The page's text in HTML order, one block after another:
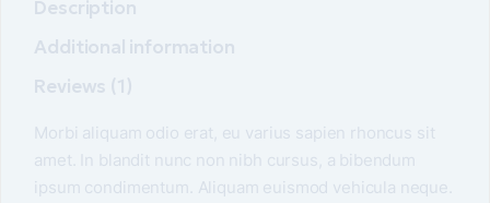
Description
Additional information
Reviews (1)
Morbi aliquam odio erat, eu varius sapien rhoncus sit
amet. In blandit nunc non nibh cursus, a bibendum
ipsum condimentum. Aliquam euismod vehicula neque.